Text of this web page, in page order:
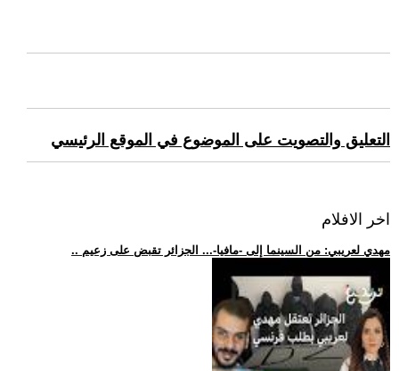
التعليق والتصويت على الموضوع في الموقع الرئيسي
اخر الافلام
.. مهدي لعريبي: من السينما إلى -مافيا-... الجزائر تقبض على زعيم